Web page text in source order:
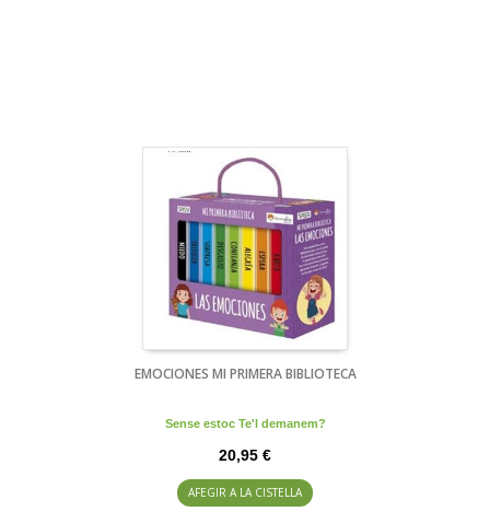
EMOCIONES MI PRIMERA BIBLIOTECA
Sense estoc Te'l demanem?
20,95 €
AFEGIR A LA CISTELLA